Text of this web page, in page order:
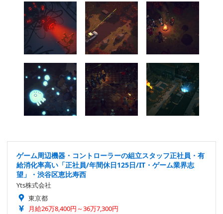
ゲーム周辺機器・コントローラーの組立スタッフ正社員・有
給消化率高い「正社員/年間休日125日/IT・ゲーム業界志
望」・渋谷区恵比寿西
Yts株式会社
東京都
月給26万8,400円～36万7,300円